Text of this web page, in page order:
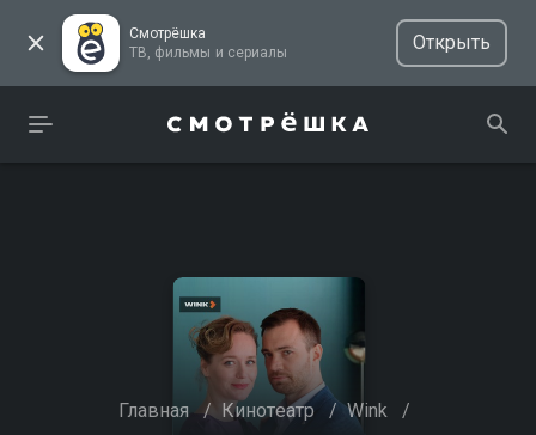
Смотрёшка
ТВ, фильмы и сериалы
Открыть
Главная / Кинотеатр / Wink /